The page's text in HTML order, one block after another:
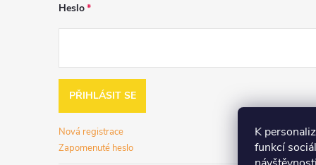
K
funkcí
Heslo
PŘIHLÁSIT SE
Nová registrace
Zapomenuté heslo